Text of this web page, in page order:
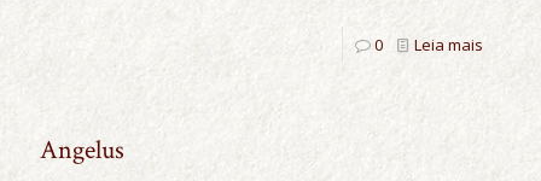
0 Leia mais
Angelus